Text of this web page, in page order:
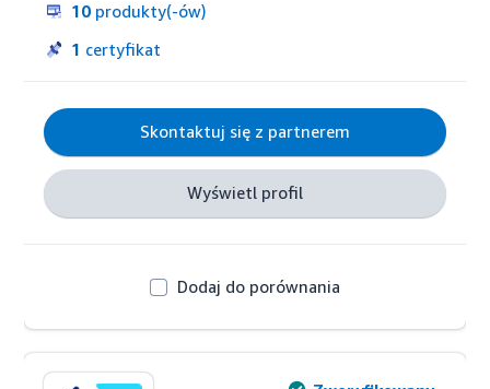
10 produkty(-ów)
1 certyfikat
Skontaktuj się z partnerem
Wyświetl profil
Dodaj do porównania